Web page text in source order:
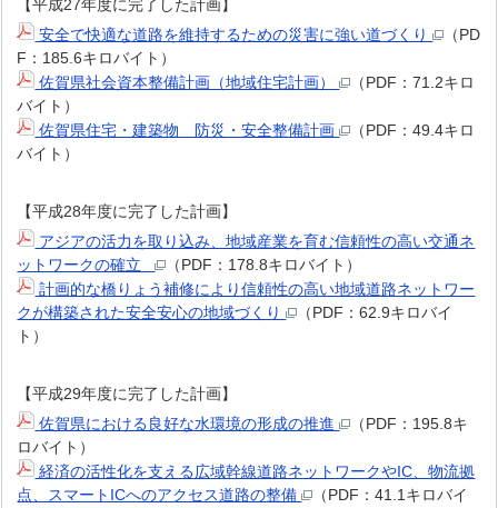
【平成27年度に完了した計画】
安全で快適な道路を維持するための災害に強い道づくり
（PD
F：185.6キロバイト）
佐賀県社会資本整備計画（地域住宅計画）
（PDF：71.2キロ
バイト）
佐賀県住宅・建築物 防災・安全整備計画
（PDF：49.4キロ
バイト）
【平成28年度に完了した計画】
アジアの活力を取り込み、地域産業を育む信頼性の高い交通ネ
ットワークの確立
（PDF：178.8キロバイト）
計画的な橋りょう補修により信頼性の高い地域道路ネットワー
クが構築された安全安心の地域づくり
（PDF：62.9キロバイ
ト）
【平成29年度に完了した計画】
佐賀県における良好な水環境の形成の推進
（PDF：195.8キ
ロバイト）
経済の活性化を支える広域幹線道路ネットワークやIC、物流拠
点、スマートICへのアクセス道路の整備
（PDF：41.1キロバイ